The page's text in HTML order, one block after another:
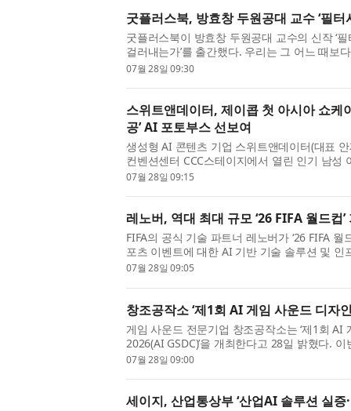
굿플러스북, 방효창 두원공대 교수 ‘필터
굿플러스북이 방효창 두원공대 교수의 신작 ‘
걸러내는가’를 출간했다. 우리는 그 어느 때보
는다. 그러나 같은 시대를 살면서도 누구는 오
07월 28일 09:30
스위트앤데이터, 제이콥 첫 아시아 쇼케
공’ AI 포토부스 선보여
생성형 AI 콘텐츠 기업 스위트앤데이터(대표
컨벤션센터 CCC스테이지에서 열린 인기 남성
콥(본명 배준영·29)의 ‘JACOB 1st Asia
07월 28일 09:15
레노버, 역대 최대 규모 ‘26 FIFA 월드컵
FIFA의 공식 기술 파트너 레노버가 ‘26 FIFA
포츠 이벤트에 대한 AI 기반 기술 솔루션 및
밝혔다. 북미 3개국, 16개 도시, 48개 참가국,
07월 28일 09:05
창조공작소 ‘제1회 AI 게임 사운드 디자
게임 사운드 전문기업 창조공작소는 ‘제1회
2026(AI GSDC)’을 개최한다고 28일 밝혔다.
플랫폼 개발사 오디아와 인디 뮤지션 플랫폼
07월 28일 09:00
세이지, 산업통상부 ‘산업AI 솔루션 실증